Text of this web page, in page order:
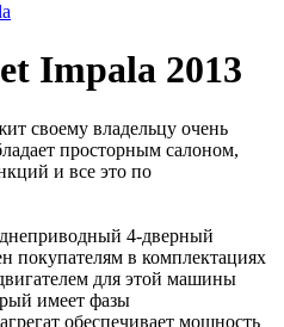
Impala 2013
своему владельцу очень
просторным салоном,
и все это по
4-дверный
покупателям в комплектациях
для этой машины
имеет фазы
обеспечивает мощность